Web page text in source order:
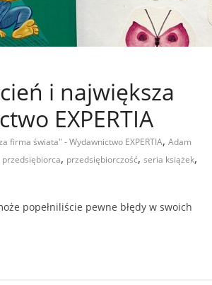
i największa
EXPERTIA
firma świata" - Wydawnictwo EXPERTIA, Adam
przedsiębiorca, przedsiębiorczość, seria książek,
popełniliście pewne błędy w swoich